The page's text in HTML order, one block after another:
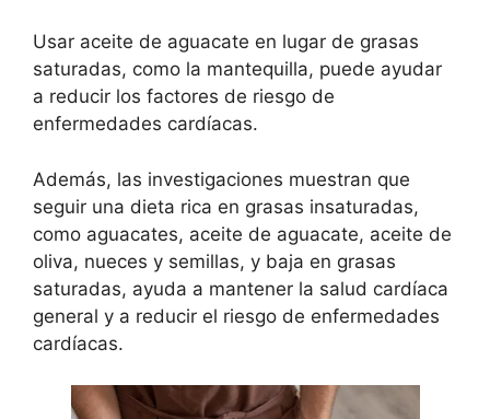
Usar aceite de aguacate en lugar de grasas
saturadas, como la mantequilla, puede ayudar
a reducir los factores de riesgo de
enfermedades cardíacas.
Además, las investigaciones muestran que
seguir una dieta rica en grasas insaturadas,
como aguacates, aceite de aguacate, aceite de
oliva, nueces y semillas, y baja en grasas
saturadas, ayuda a mantener la salud cardíaca
general y a reducir el riesgo de enfermedades
cardíacas.